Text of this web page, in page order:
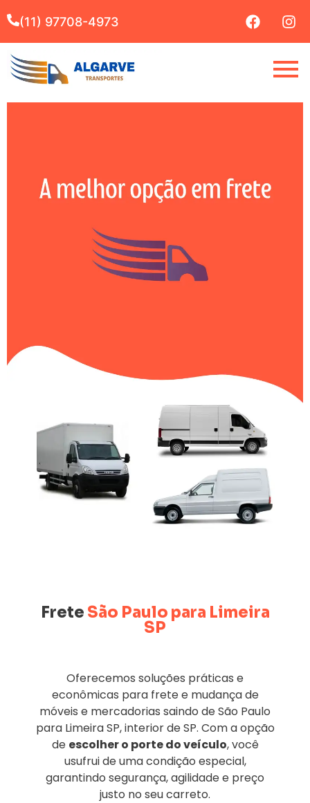
(11) 97708-4973
Frete São Paulo para Limeira
SP
Oferecemos soluções práticas e
econômicas para frete e mudança de
móveis e mercadorias saindo de São Paulo
para Limeira SP, interior de SP. Com a opção
de escolher o porte do veículo, você
usufrui de uma condição especial,
garantindo segurança, agilidade e preço
justo no seu carreto.